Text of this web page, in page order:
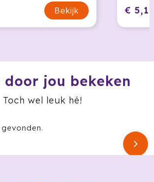
Bekijk €
door jou bekeken
Toch wel leuk hé!